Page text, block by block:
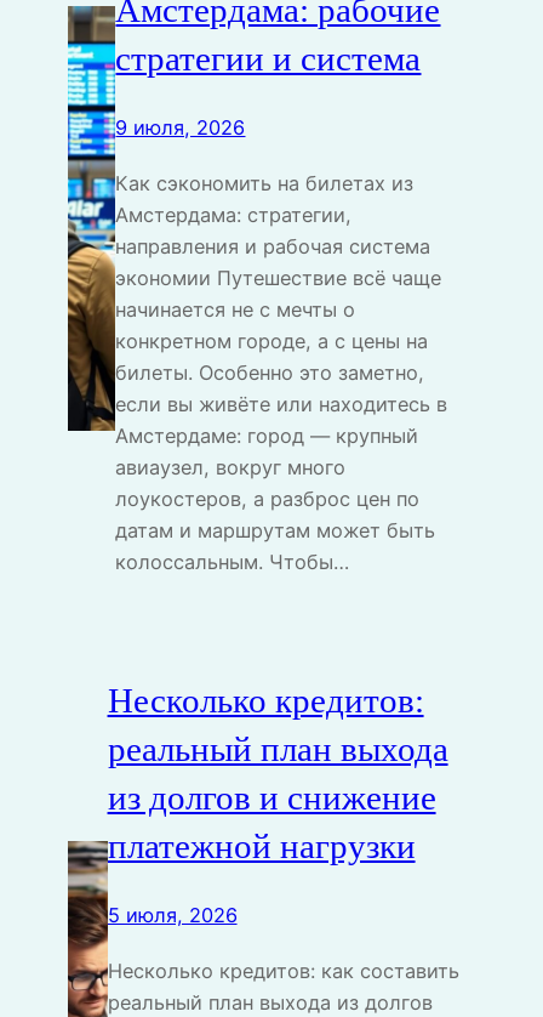
Амстердама: рабочие
стратегии и система
9 июля, 2026
Как сэкономить на билетах из
Амстердама: стратегии,
направления и рабочая система
экономии Путешествие всё чаще
начинается не с мечты о
конкретном городе, а с цены на
билеты. Особенно это заметно,
если вы живёте или находитесь в
Амстердаме: город — крупный
авиаузел, вокруг много
лоукостеров, а разброс цен по
датам и маршрутам может быть
колоссальным. Чтобы…
Несколько кредитов:
реальный план выхода
из долгов и снижение
платежной нагрузки
5 июля, 2026
Несколько кредитов: как составить
реальный план выхода из долгов